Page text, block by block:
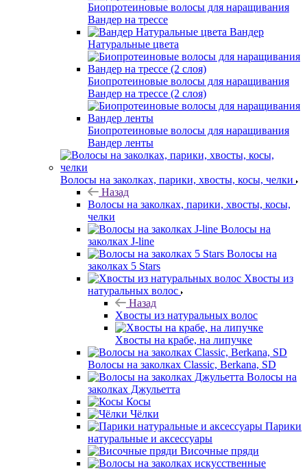
Биопротеиновые волосы для наращивания
Вандер на трессе
Вандер
Натуральные цвета
Биопротеиновые волосы для наращивания
Вандер на трессе (2 слоя)
Биопротеиновые волосы для наращивания
Вандер ленты
Волосы на заколках, парики, хвосты, косы, челки
Назад
Волосы на заколках, парики, хвосты, косы,
челки
Волосы на
заколках J-line
Волосы на
заколках 5 Stars
Хвосты из
натуральных волос
Назад
Хвосты из натуральных волос
Хвосты на крабе, на липучке
Волосы на заколках Classic, Berkana, SD
Волосы на
заколках Джульетта
Косы
Чёлки
Парики
натуральные и аксессуары
Височные пряди